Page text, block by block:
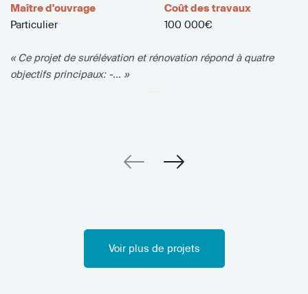
Maître d'ouvrage
Particulier
Coût des travaux
100 000€
« Ce projet de surélévation et rénovation répond à quatre
objectifs principaux: -... »
Voir plus de projets